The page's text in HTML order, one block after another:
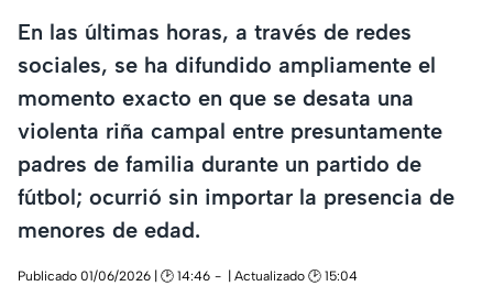
En las últimas horas, a través de redes
sociales, se ha difundido ampliamente el
momento exacto en que se desata una
violenta riña campal entre presuntamente
padres de familia durante un partido de
fútbol; ocurrió sin importar la presencia de
menores de edad.
Publicado 01/06/2026 | 🕑 14:46
| Actualizado 🕑 15:04